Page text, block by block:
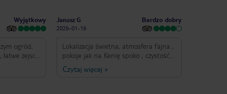
Wyjątkowy
ogród,
zejscie
Janusz G
2026-01-16
Bardzo dobry
Lokalizacja świetna, atmosfera fajna ,
pokoje jak na Kenię spoko , czystość
ok . Ogólnie jesteśmy zadowoleni.
Czytaj więcej »